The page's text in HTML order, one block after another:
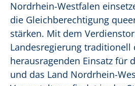
Nordrhein-Westfalen
die Gleichberechtigung
stärken. Mit dem
Landesregierung traditionell
herausragenden Einsatz für
und das Land Nordrhein-